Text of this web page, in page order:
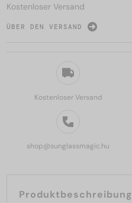
Kostenloser Versand
shop@sunglassmagic.hu
Produktbeschreibung
Kostenloser Versand
ÜBER DEN VERSAND